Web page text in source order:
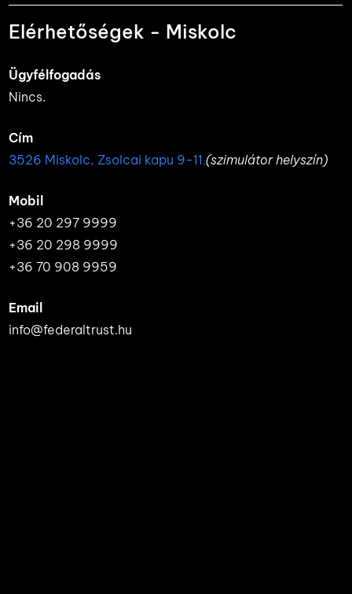
Elérhetőségek - Miskolc
Ügyfélfogadás
Nincs.
Cím
3526 Miskolc, Zsolcai kapu 9-11.(szimulátor helyszín)
Mobil
+36 20 297 9999
+36 20 298 9999
+36 70 908 9959
Email
info@federaltrust.hu